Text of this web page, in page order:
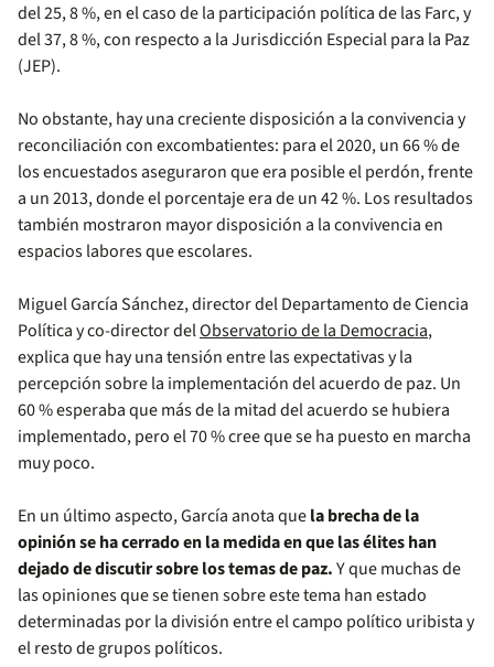
del 25, 8 %, en el caso de la participación política de las Farc, y
del 37, 8 %, con respecto a la Jurisdicción Especial para la Paz
(JEP).
No obstante, hay una creciente disposición a la convivencia y
reconciliación con excombatientes: para el 2020, un 66 % de
los encuestados aseguraron que era posible el perdón, frente
a un 2013, donde el porcentaje era de un 42 %. Los resultados
también mostraron mayor disposición a la convivencia en
espacios labores que escolares.
Miguel García Sánchez, director del Departamento de Ciencia
Política y co-director delObservatorio de la Democracia,
explica que hay una tensión entre las expectativas y la
percepción sobre la implementación del acuerdo de paz. Un
60 % esperaba que más de la mitad del acuerdo se hubiera
implementado, pero el 70 % cree que se ha puesto en marcha
muy poco.
En un último aspecto, García anota quela brecha de la
opinión se ha cerrado en la medida en que las élites han
dejado de discutir sobre los temas de paz.Y que muchas de
las opiniones que se tienen sobre este tema han estado
determinadas por la división entre el campo político uribista y
el resto de grupos políticos.